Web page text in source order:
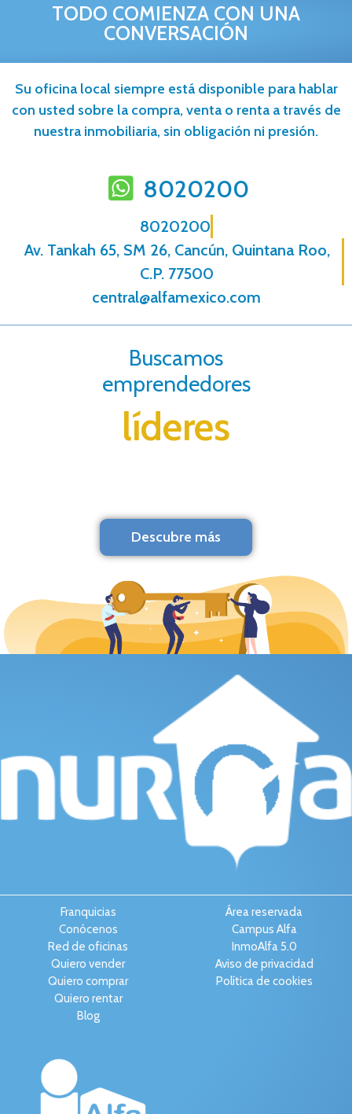
TODO COMIENZA CON UNA
CONVERSACIÓN
Su oficina local siempre está disponible para hablar
con usted sobre la compra, venta o renta a través de
nuestra inmobiliaria, sin obligación ni presión.
8020200
8020200
Av. Tankah 65, SM 26, Cancún, Quintana Roo,
C.P. 77500
central@alfamexico.com
Buscamos
emprendedores
líderes
Descubre más
Franquicias
Conócenos
Red de oficinas
Quiero vender
Quiero comprar
Quiero rentar
Blog
Área reservada
Campus Alfa
InmoAlfa 5.0
Aviso de privacidad
Política de cookies